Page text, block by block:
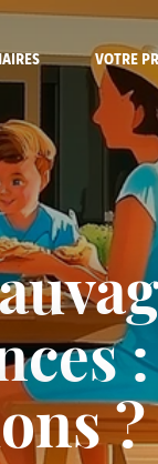
VOTRE
?